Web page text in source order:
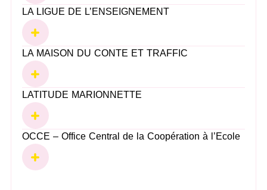
LA LIGUE DE L’ENSEIGNEMENT
LA MAISON DU CONTE ET TRAFFIC
LATITUDE MARIONNETTE
OCCE – Office Central de la Coopération à l’Ecole